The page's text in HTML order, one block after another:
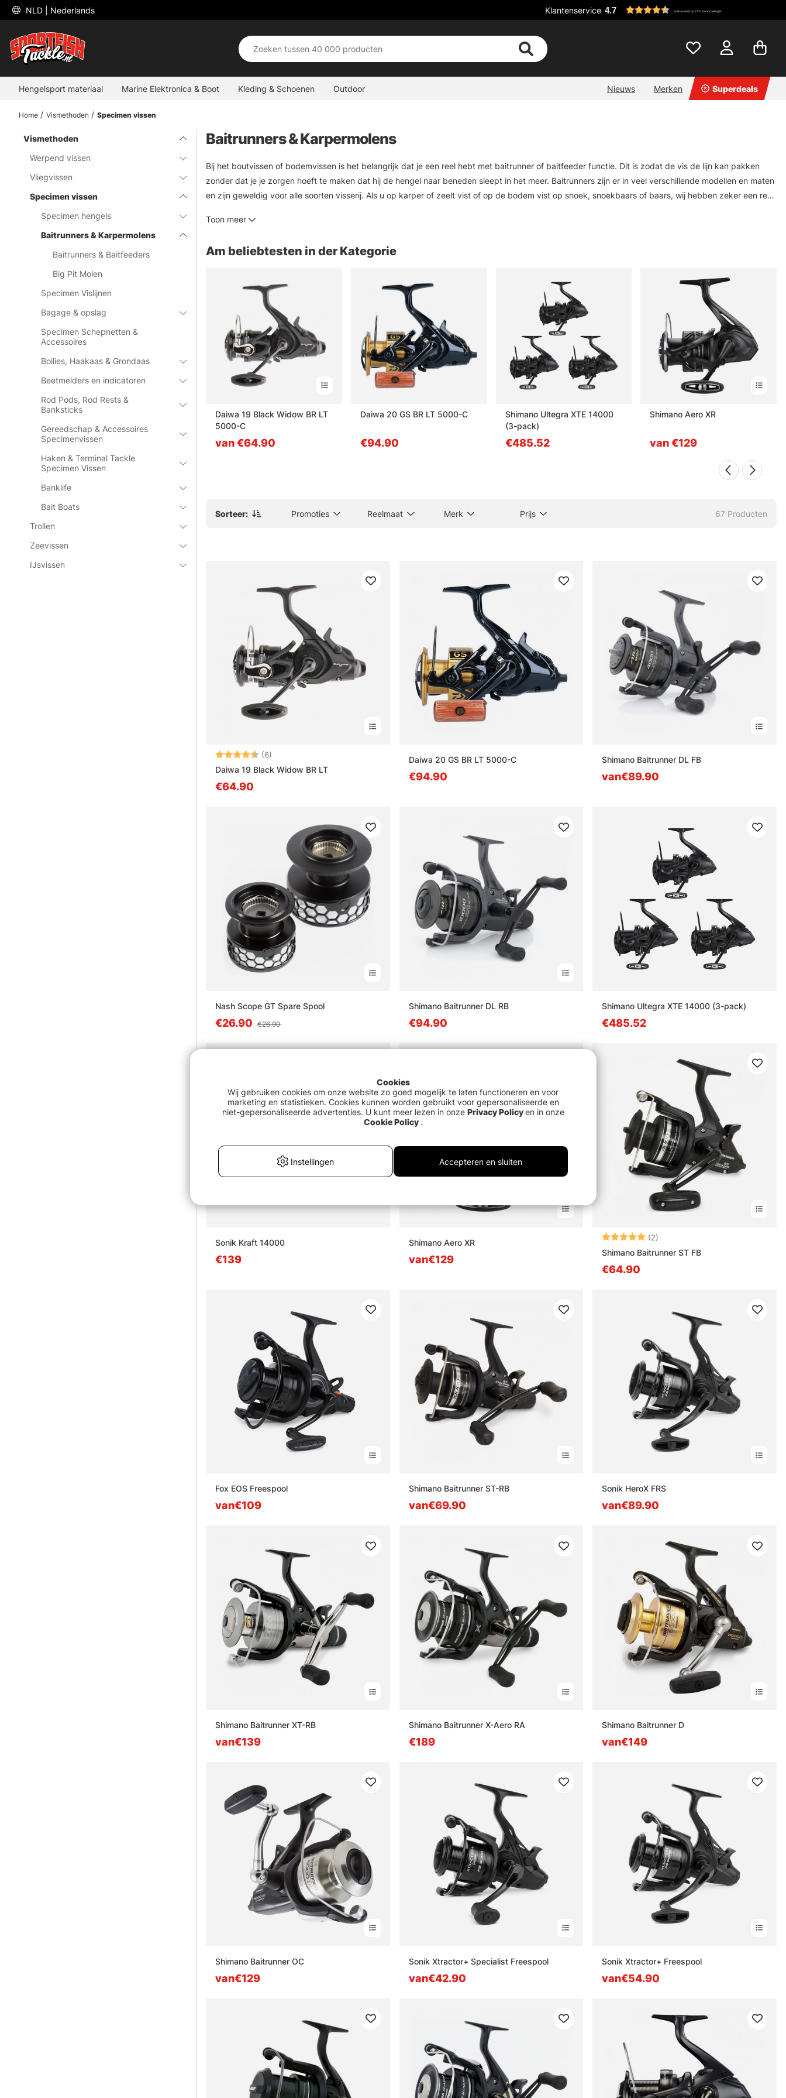
NLD | Nederlands Klantenservice 4.7 Gebaseerd op 2731 beoordelingen
Hengelsport materiaal Marine Elektronica & Boot Kleding & Schoenen Outdoor Nieuws Merken Superdeals
Home Vismethoden Specimen vissen
Vismethoden
Werpend vissen
Vliegvissen
Specimen vissen
Specimen hengels
Baitrunners & Karpermolens
Baitrunners & Baitfeeders
Big Pit Molen
Specimen Vislijnen
Bagage & opslag
Specimen Schepnetten &
Accessoires
Boilies, Haakaas & Grondaas
Beetmelders en indicatoren
Rod Pods, Rod Rests &
Banksticks
Gereedschap & Accessoires
Specimenvissen
Haken & Terminal Tackle
Specimen Vissen
Banklife
Bait Boats
Trollen
Zeevissen
IJsvissen
Baitrunners & Karpermolens
Bij het boutvissen of bodemvissen is het belangrijk dat je een reel hebt met baitrunner of baitfeeder functie. Dit is zodat de vis de lijn kan pakken
zonder dat je je zorgen hoeft te maken dat hij de hengel naar beneden sleept in het meer. Baitrunners zijn er in veel verschillende modellen en maten
en zijn geweldig voor alle soorten visserij. Als u op karper of zeelt vist of op de bodem vist op snoek, snoekbaars of baars, wij hebben zeker een reel
Toon meer
Am beliebtesten in der Kategorie
JRC XTX LC Big Pit
van €99
Daiwa 19 Black Widow BR LT
5000-C
van €64.90
Daiwa 20 GS BR LT 5000-C
€94.90
Shimano Ultegra XTE 14000
(3-pack)
€485.52
Shimano Aero XR
van €129
Sorteer: Promoties Reelmaat Merk Prijs 67 Producten
Beoordeling:(6)
Daiwa 19 Black Widow BR LT
€64.90
Daiwa 20 GS BR LT 5000-C
€94.90
Shimano Baitrunner DL FB
van€89.90
Nash Scope GT Spare Spool
€26.90 €26.90
Shimano Baitrunner DL RB
€94.90
Shimano Ultegra XTE 14000 (3-pack)
€485.52
Sonik Kraft 14000
€139
Shimano Aero XR
van€129
Beoordeling:(2)
Shimano Baitrunner ST FB
€64.90
Fox EOS Freespool
van€109
Shimano Baitrunner ST-RB
van€69.90
Sonik HeroX FRS
van€89.90
Shimano Baitrunner XT-RB
van€139
Shimano Baitrunner X-Aero RA
€189
Shimano Baitrunner D
van€149
Shimano Baitrunner OC
van€129
Sonik Xtractor+ Specialist Freespool
van€42.90
Sonik Xtractor+ Freespool
van€54.90
Cookies
Wij gebruiken cookies om onze website zo goed mogelijk te laten functioneren en voor
marketing en statistieken. Cookies kunnen worden gebruikt voor gepersonaliseerde en
niet-gepersonaliseerde advertenties. U kunt meer lezen in onze Privacy Policy en in onze
Cookie Policy .
Instellingen Accepteren en sluiten